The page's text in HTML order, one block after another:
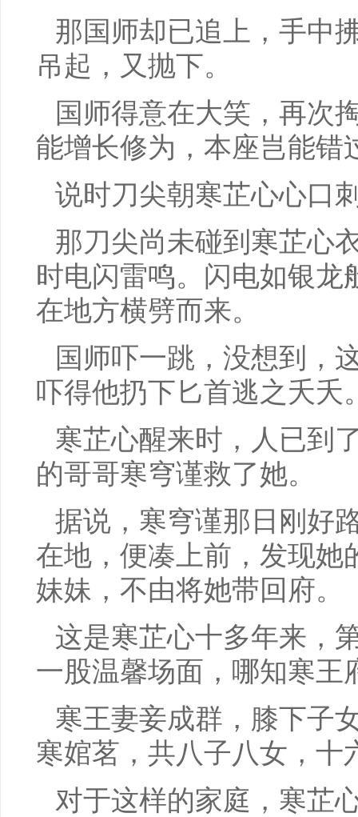
那国师却已追上，手中
吊起，又抛下。
国师得意在大笑，再次
能增长修为，本座岂能错
说时刀尖朝寒芷心心口
那刀尖尚未碰到寒芷心
时电闪雷鸣。闪电如银龙
在地方横劈而来。
国师吓一跳，没想到，
吓得他扔下匕首逃之夭夭
寒芷心醒来时，人已到
的哥哥寒穹谨救了她。
据说，寒穹谨那日刚好
在地，便凑上前，发现她
妹妹，不由将她带回府。
这是寒芷心十多年来，
一股温馨场面，哪知寒王
寒王妻妾成群，膝下子
寒婠茗，共八子八女，十
对于这样的家庭，寒芷